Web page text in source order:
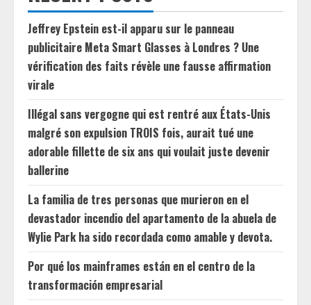
Jeffrey Epstein est-il apparu sur le panneau
publicitaire Meta Smart Glasses à Londres ? Une
vérification des faits révèle une fausse affirmation
virale
Illégal sans vergogne qui est rentré aux États-Unis
malgré son expulsion TROIS fois, aurait tué une
adorable fillette de six ans qui voulait juste devenir
ballerine
La familia de tres personas que murieron en el
devastador incendio del apartamento de la abuela de
Wylie Park ha sido recordada como amable y devota.
Por qué los mainframes están en el centro de la
transformación empresarial